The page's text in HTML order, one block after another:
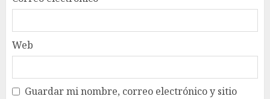
Web
Guardar mi nombre, correo electrónico y sitio